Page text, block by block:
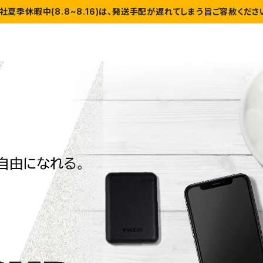
夏季休暇中(8.8~8.16)は、発送手配が遅れてしまう旨ご容赦くださ